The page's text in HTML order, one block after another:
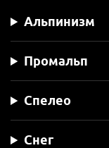
Альпинизм
Промальп
Спелео
Снег